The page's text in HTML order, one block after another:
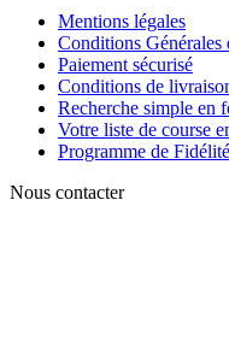
Mentions légales
Conditions Générales
Paiement sécurisé
Conditions de
Recherche simple en
Votre liste de course
Programme de
Nous contacter